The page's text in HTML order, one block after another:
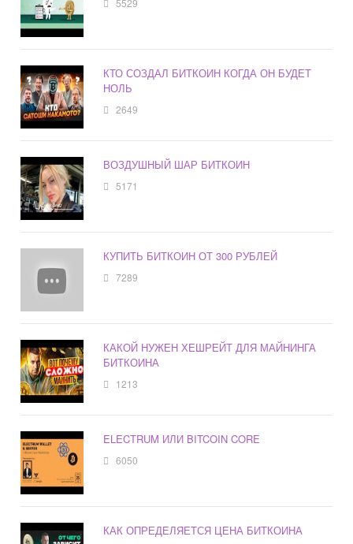
5529
КТО СОЗДАЛ БИТКОИН КОГДА ОН БУДЕТ
НОЛЬ
2649
ВОЗДУШНЫЙ ШАР БИТКОИН
5171
КУПИТЬ БИТКОИН ОТ 300 РУБЛЕЙ
7289
КАКОЙ НУЖЕН ХЕШРЕЙТ ДЛЯ МАЙНИНГА
БИТКОИНА
1213
ELECTRUM ИЛИ BITCOIN CORE
6050
КАК ОПРЕДЕЛЯЕТСЯ ЦЕНА БИТКОИНА